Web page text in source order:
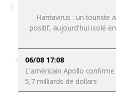
Hantavirus : un touriste
positif, aujourd'hui isolé
06/08 17:08
L'américain Apollo
5,7 milliards de dollars